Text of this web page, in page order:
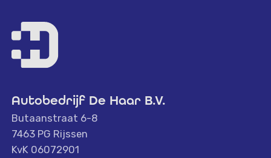
Autobedrijf De Haar B.V.
Butaanstraat 6-8
7463 PG Rijssen
KvK 06072901